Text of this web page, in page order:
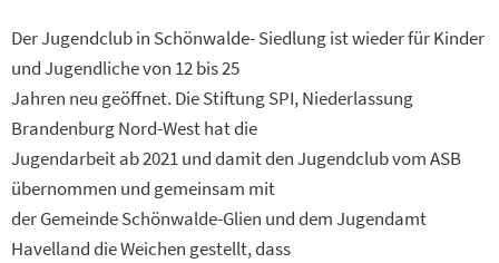
Der Jugendclub in Schönwalde- Siedlung ist wieder für Kinder
und Jugendliche von 12 bis 25
Jahren neu geöffnet. Die Stiftung SPI, Niederlassung
Brandenburg Nord-West hat die
Jugendarbeit ab 2021 und damit den Jugendclub vom ASB
übernommen und gemeinsam mit
der Gemeinde Schönwalde-Glien und dem Jugendamt
Havelland die Weichen gestellt, dass